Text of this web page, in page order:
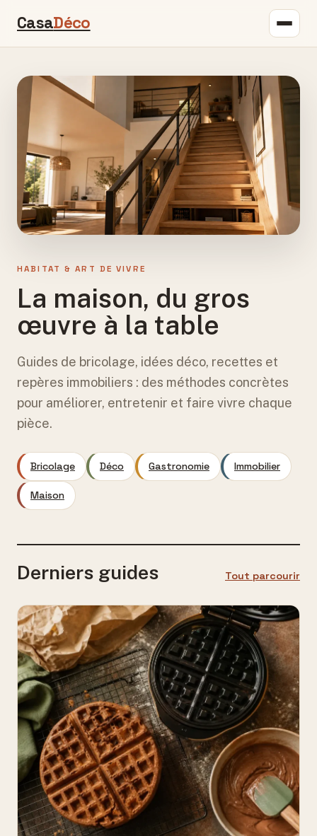
CasaDéco
HABITAT & ART DE VIVRE
La maison, du gros
œuvre à la table
Guides de bricolage, idées déco, recettes et
repères immobiliers : des méthodes concrètes
pour améliorer, entretenir et faire vivre chaque
pièce.
Bricolage Déco Gastronomie Immobilier
Maison
Derniers guides Tout parcourir